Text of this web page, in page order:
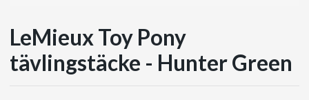
LeMieux Toy Pony
tävlingstäcke - Hunter Green